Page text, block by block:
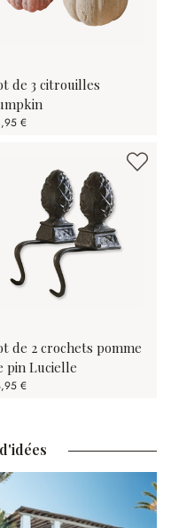
de 3 citrouilles
€
de 2 crochets pomme
pin Lucielle
€